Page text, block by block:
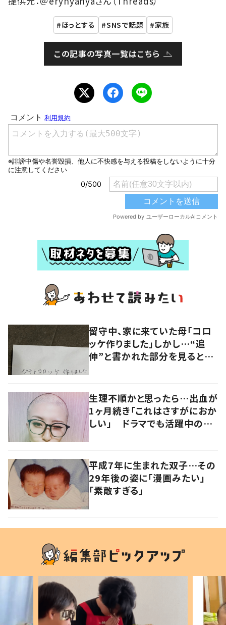
ほっとする SNSで話題 家族
この記事の写真一覧はこちら
留守中、家に来ていた母「コロ
ッケ作りました」しかし…“追
伸”と書かれた部分を見ると…
いっぱいw」
生理不順かと思ったら…出血が
1ヶ月続き「これはさすがにおか
しい」 ドラマでも活躍中の女
平成7年に生まれた双子…その
29年後の姿に「漫画みたい」
「素敵すぎる」